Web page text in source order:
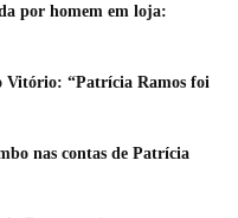
por homem em loja:
Vitório: “Patrícia Ramos foi
nas contas de Patrícia